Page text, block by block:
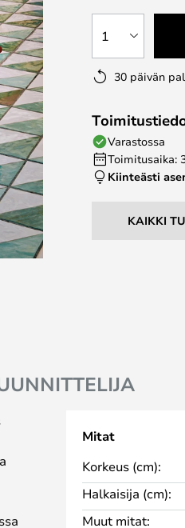
1
30 päivän
Varastossa
Toimitusaika:
Kiinteästi
KAIKKI
Mitat
Korkeus (cm):
Halkaisija (cm):
Muut mitat: